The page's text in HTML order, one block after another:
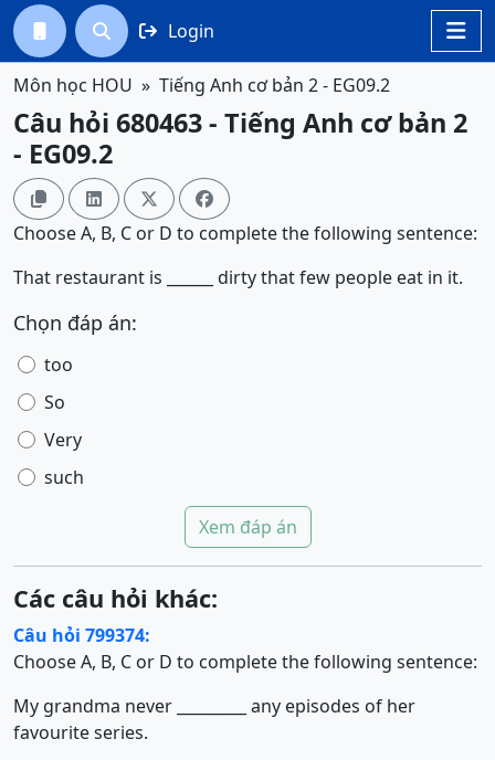

  Login
Môn học HOU Tiếng Anh cơ bản 2 - EG09.2
Câu hỏi 680463 - Tiếng Anh cơ bản 2
- EG09.2
   
Choose A, B, C or D to complete the following sentence:
That restaurant is ______ dirty that few people eat in it.
Chọn đáp án:
too
So
Very
such
Xem đáp án
Các câu hỏi khác:
Câu hỏi 799374:
Choose A, B, C or D to complete the following sentence:
My grandma never _________ any episodes of her
favourite series.